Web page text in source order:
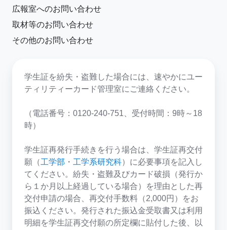
広報室へのお問い合わせ
取材等のお問い合わせ
その他のお問い合わせ
学生証を紛失・盗難した場合には、速やかにユー
ティリティーカード管理室にご連絡ください。
（電話番号：0120-240-751、受付時間：9時～18
時）
学生証再発行手続きを行う場合は、学生証再交付
願（工学部 ・ 工学系研究科）に必要事項を記入し
てください。紛失・盗難及びカード破損（発行か
ら１か月以上経過している場合）を理由とした再
交付申請の場合、再交付手数料（2,000円）をお
振込ください。発行された振込金受取書又は利用
明細を学生証再交付願の所定欄に貼付した後、以